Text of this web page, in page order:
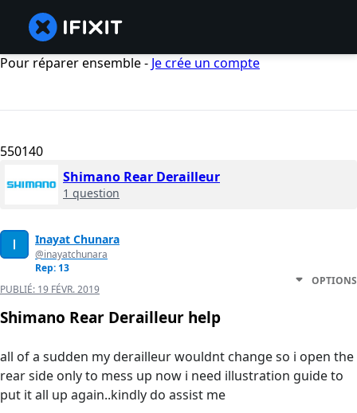
Pour réparer ensemble - Je crée un compte
550140
Shimano Rear Derailleur
1 question
Inayat Chunara
@inayatchunara
Rep: 13
PUBLIÉ: 19 FÉVR. 2019
OPTIONS
Shimano Rear Derailleur help
all of a sudden my derailleur wouldnt change so i open the
rear side only to mess up now i need illustration guide to
put it all up again..kindly do assist me